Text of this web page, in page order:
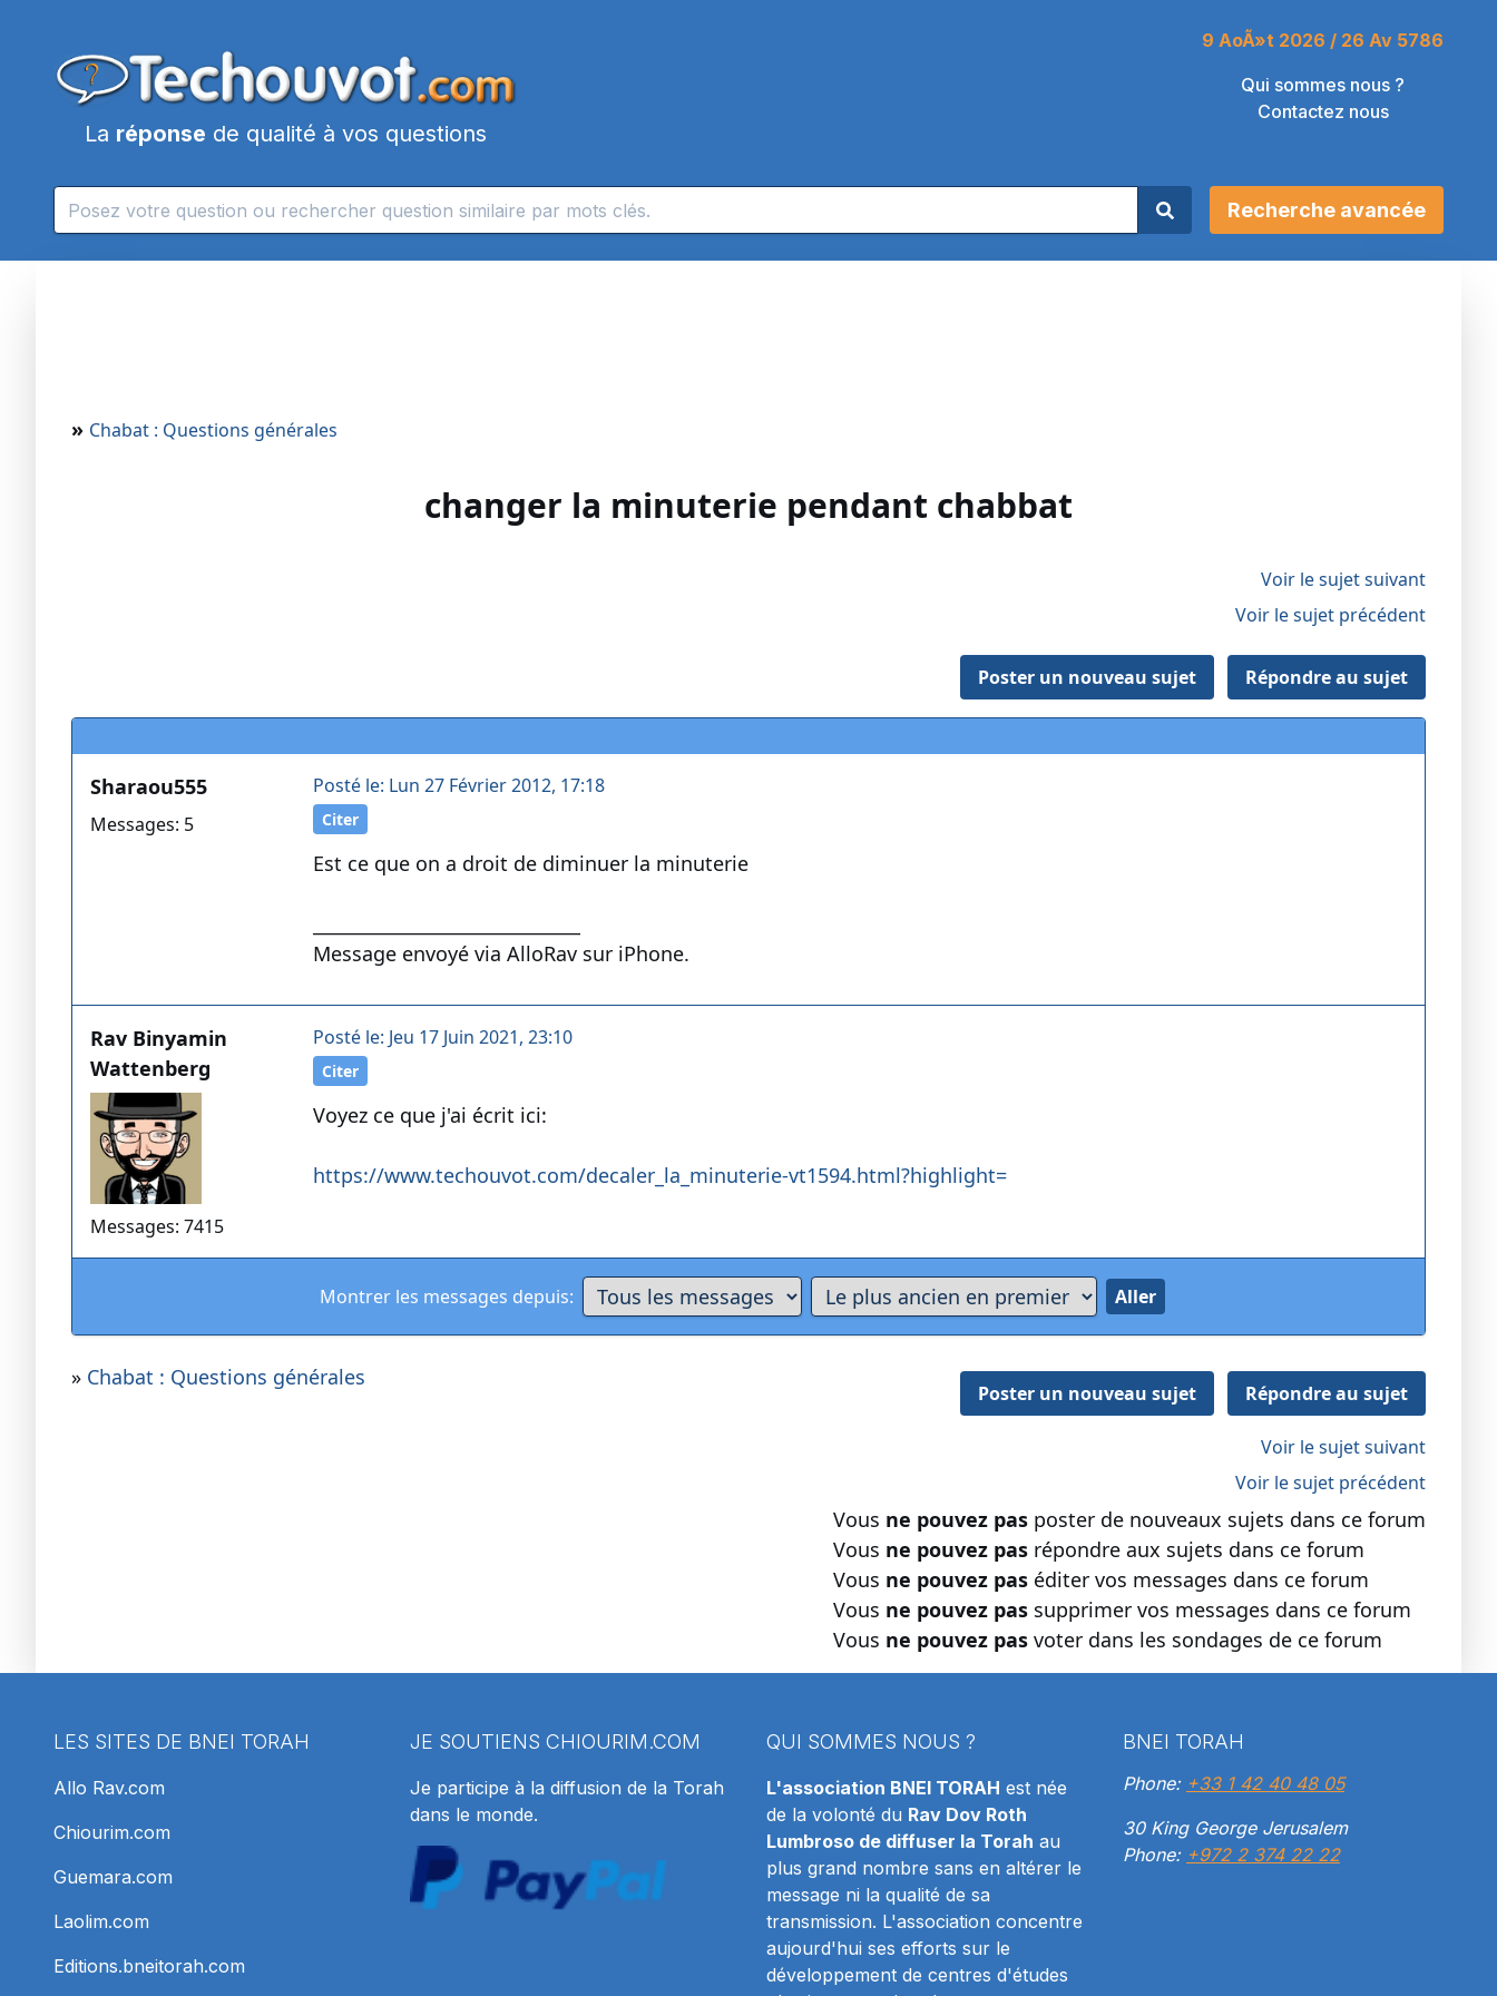
La réponse de qualité à vos questions
9 AoÃ»t 2026 / 26 Av 5786
Qui sommes nous ?
Contactez nous
Recherche avancée
» Chabat : Questions générales
changer la minuterie pendant chabbat
Voir le sujet suivant
Voir le sujet précédent
Poster un nouveau sujet Répondre au sujet
Sharaou555
Messages: 5
Posté le: Lun 27 Février 2012, 17:18
Citer
Est ce que on a droit de diminuer la minuterie
Message envoyé via AlloRav sur iPhone.
Rav Binyamin
Wattenberg
Messages: 7415
Posté le: Jeu 17 Juin 2021, 23:10
Citer
Voyez ce que j'ai écrit ici:
https://www.techouvot.com/decaler_la_minuterie-vt1594.html?highlight=
Montrer les messages depuis:
» Chabat : Questions générales
Poster un nouveau sujet Répondre au sujet
Voir le sujet suivant
Voir le sujet précédent
Vous ne pouvez pas poster de nouveaux sujets dans ce forum
Vous ne pouvez pas répondre aux sujets dans ce forum
Vous ne pouvez pas éditer vos messages dans ce forum
Vous ne pouvez pas supprimer vos messages dans ce forum
Vous ne pouvez pas voter dans les sondages de ce forum
LES SITES DE BNEI TORAH
Allo Rav.com
Chiourim.com
Guemara.com
Laolim.com
Editions.bneitorah.com
JE SOUTIENS CHIOURIM.COM
Je participe à la diffusion de la Torah
dans le monde.
QUI SOMMES NOUS ?
L'association BNEI TORAH est née
de la volonté du Rav Dov Roth
Lumbroso de diffuser la Torah au
plus grand nombre sans en altérer le
message ni la qualité de sa
transmission. L'association concentre
aujourd'hui ses efforts sur le
développement de centres d'études
BNEI TORAH
Phone: +33 1 42 40 48 05
30 King George Jerusalem
Phone: +972 2 374 22 22